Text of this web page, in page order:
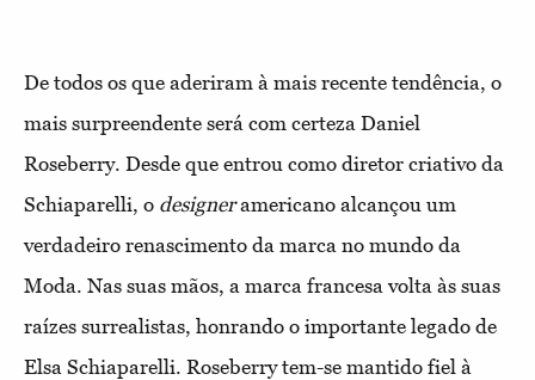
De todos os que aderiram à mais recente tendência, o
mais surpreendente será com certeza Daniel
Roseberry. Desde que entrou como diretor criativo da
Schiaparelli, o designeramericano alcançou um
verdadeiro renascimento da marca no mundo da
Moda. Nas suas mãos, a marca francesa volta às suas
raízes surrealistas, honrando o importante legado de
Elsa Schiaparelli. Roseberry tem-se mantido fiel à